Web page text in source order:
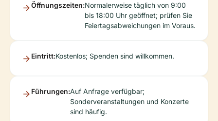
Öffnungszeiten:Normalerweise täglich von 9:00
bis 18:00 Uhr geöffnet; prüfen Sie
Feiertagsabweichungen im Voraus.
Eintritt:Kostenlos; Spenden sind willkommen.
Führungen:Auf Anfrage verfügbar;
Sonderveranstaltungen und Konzerte
sind häufig.